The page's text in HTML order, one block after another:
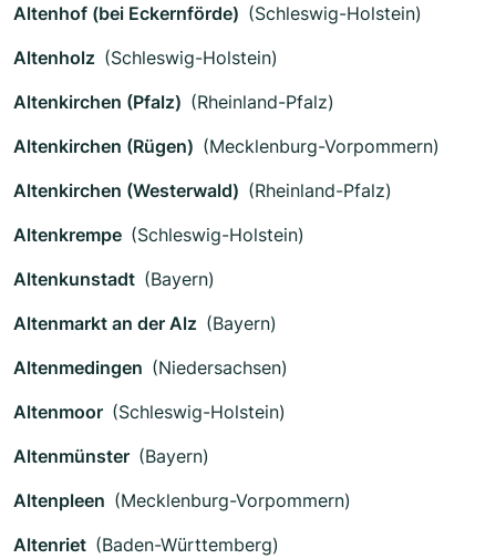
Altenhof (bei Eckernförde) (Schleswig-Holstein)
Altenholz (Schleswig-Holstein)
Altenkirchen (Pfalz) (Rheinland-Pfalz)
Altenkirchen (Rügen) (Mecklenburg-Vorpommern)
Altenkirchen (Westerwald) (Rheinland-Pfalz)
Altenkrempe (Schleswig-Holstein)
Altenkunstadt (Bayern)
Altenmarkt an der Alz (Bayern)
Altenmedingen (Niedersachsen)
Altenmoor (Schleswig-Holstein)
Altenmünster (Bayern)
Altenpleen (Mecklenburg-Vorpommern)
Altenriet (Baden-Württemberg)